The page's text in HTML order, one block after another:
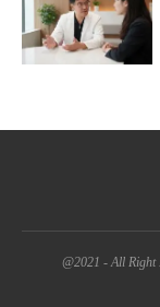
@2021 - All Right